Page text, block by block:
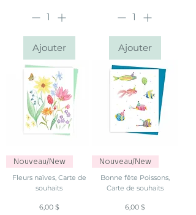
Ajouter Ajouter
Nouveau/New
Fleurs naïves, Carte de
souhaits
Prix
6,00 $
Nouveau/New
Bonne fête Poissons,
Carte de souhaits
Prix
6,00 $